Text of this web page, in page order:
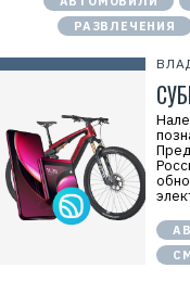
РАЗВЛЕЧЕНИЯ